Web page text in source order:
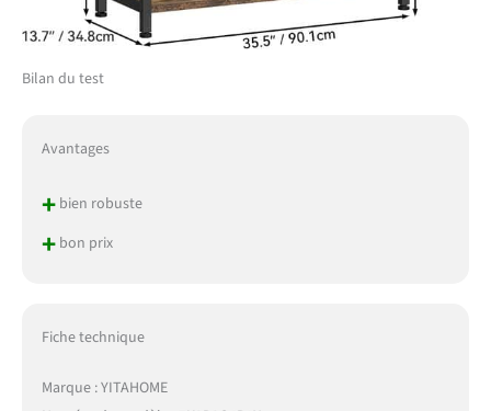
Bilan du test
Avantages
+bien robuste
+bon prix
Fiche technique
Marque : YITAHOME